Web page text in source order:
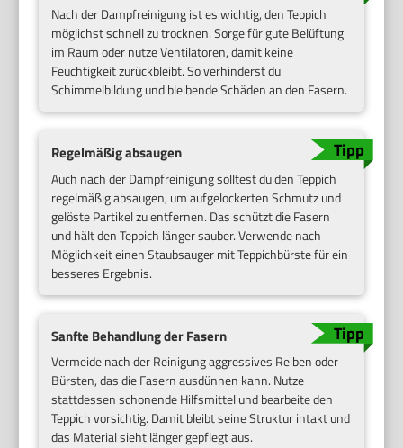
Nach der Dampfreinigung ist es wichtig, den Teppich
möglichst schnell zu trocknen. Sorge für gute Belüftung
im Raum oder nutze Ventilatoren, damit keine
Feuchtigkeit zurückbleibt. So verhinderst du
Schimmelbildung und bleibende Schäden an den Fasern.
Regelmäßig absaugen
Auch nach der Dampfreinigung solltest du den Teppich
regelmäßig absaugen, um aufgelockerten Schmutz und
gelöste Partikel zu entfernen. Das schützt die Fasern
und hält den Teppich länger sauber. Verwende nach
Möglichkeit einen Staubsauger mit Teppichbürste für ein
besseres Ergebnis.
Sanfte Behandlung der Fasern
Vermeide nach der Reinigung aggressives Reiben oder
Bürsten, das die Fasern ausdünnen kann. Nutze
stattdessen schonende Hilfsmittel und bearbeite den
Teppich vorsichtig. Damit bleibt seine Struktur intakt und
das Material sieht länger gepflegt aus.